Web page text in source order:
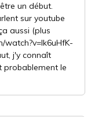
un début.
sur youtube
aussi (plus
watch?v=lk6uHfK-
j'y connaît
probablement le